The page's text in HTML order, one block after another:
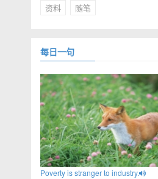
资料 随笔
每日一句
Poverty is stranger to industry.